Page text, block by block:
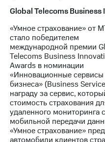
Global Telecoms
«Умное страхование» от
стало победителем
международной премии
Telecoms Business
Awards в номинации
«Инновационные сервисы
бизнеса» (Business
награду за сервис,
стоимость страхования
удаленного мониторинга
мобильной передачи
«Умное страхование»